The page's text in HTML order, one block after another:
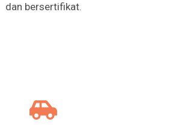
dan bersertifikat.